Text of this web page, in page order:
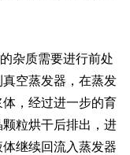
杂质需要进行前处
空蒸发器，在蒸发
体，经过进一步的育
粒烘干后排出，进
继续回流入蒸发器